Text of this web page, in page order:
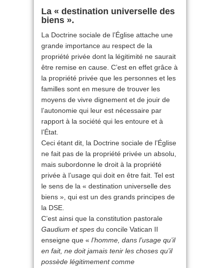
La « destination universelle des
biens ».
La Doctrine sociale de l’Église attache une
grande importance au respect de la
propriété privée dont la légitimité ne saurait
être remise en cause. C’est en effet grâce à
la propriété privée que les personnes et les
familles sont en mesure de trouver les
moyens de vivre dignement et de jouir de
l’autonomie qui leur est nécessaire par
rapport à la société qui les entoure et à
l’État.
Ceci étant dit, la Doctrine sociale de l’Église
ne fait pas de la propriété privée un absolu,
mais subordonne le droit à la propriété
privée à l’usage qui doit en être fait. Tel est
le sens de la « destination universelle des
biens », qui est un des grands principes de
la DSE.
C’est ainsi que la constitution pastorale
Gaudium et spes du concile Vatican II
enseigne que « l’homme, dans l’usage qu’il
en fait, ne doit jamais tenir les choses qu’il
possède légitimement comme